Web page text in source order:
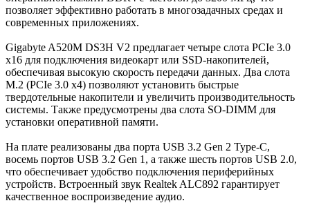
позволяет эффективно работать в многозадачных средах и
современных приложениях.
Gigabyte A520M DS3H V2 предлагает четыре слота PCIe 3.0
x16 для подключения видеокарт или SSD-накопителей,
обеспечивая высокую скорость передачи данных. Два слота
M.2 (PCIe 3.0 x4) позволяют установить быстрые
твердотельные накопители и увеличить производительность
системы. Также предусмотрены два слота SO-DIMM для
установки оперативной памяти.
На плате реализованы два порта USB 3.2 Gen 2 Type-C,
восемь портов USB 3.2 Gen 1, а также шесть портов USB 2.0,
что обеспечивает удобство подключения периферийных
устройств. Встроенный звук Realtek ALC892 гарантирует
качественное воспроизведение аудио.